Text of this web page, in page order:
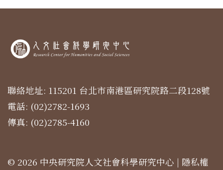
聯絡地址: 115201 台北市南港區研究院路二段128號
電話: (02)2782-1693
傳真: (02)2785-4160
© 2026 中央研究院人文社會科學研究中心 | 隱私權